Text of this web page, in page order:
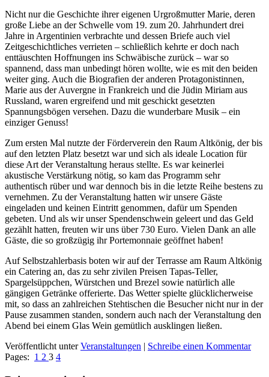
Nicht nur die Geschichte ihrer eigenen Urgroßmutter Marie, deren
große Liebe an der Schwelle vom 19. zum 20. Jahrhundert drei
Jahre in Argentinien verbrachte und dessen Briefe auch viel
Zeitgeschichtliches verrieten – schließlich kehrte er doch nach
enttäuschten Hoffnungen ins Schwäbische zurück – war so
spannend, dass man unbedingt hören wollte, wie es mit den beiden
weiter ging. Auch die Biografien der anderen Protagonistinnen,
Marie aus der Auvergne in Frankreich und die Jüdin Miriam aus
Russland, waren ergreifend und mit geschickt gesetzten
Spannungsbögen versehen. Dazu die wunderbare Musik – ein
einziger Genuss!
Zum ersten Mal nutzte der Förderverein den Raum Altkönig, der bis
auf den letzten Platz besetzt war und sich als ideale Location für
diese Art der Veranstaltung heraus stellte. Es war keinerlei
akustische Verstärkung nötig, so kam das Programm sehr
authentisch rüber und war dennoch bis in die letzte Reihe bestens zu
vernehmen. Zu der Veranstaltung hatten wir unsere Gäste
eingeladen und keinen Eintritt genommen, dafür um Spenden
gebeten. Und als wir unser Spendenschwein geleert und das Geld
gezählt hatten, freuten wir uns über 730 Euro. Vielen Dank an alle
Gäste, die so großzügig ihr Portemonnaie geöffnet haben!
Auf Selbstzahlerbasis boten wir auf der Terrasse am Raum Altkönig
ein Catering an, das zu sehr zivilen Preisen Tapas-Teller,
Spargelsüppchen, Würstchen und Brezel sowie natürlich alle
gängigen Getränke offerierte. Das Wetter spielte glücklicherweise
mit, so dass an zahlreichen Stehtischen die Besucher nicht nur in der
Pause zusammen standen, sondern auch nach der Veranstaltung den
Abend bei einem Glas Wein gemütlich ausklingen ließen.
Veröffentlicht unter Veranstaltungen | Schreibe einen Kommentar
Pages: 1 2 3 4